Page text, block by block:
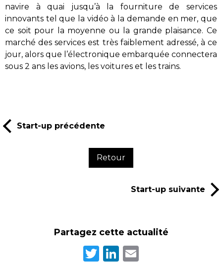
navire à quai jusqu’à la fourniture de services
innovants tel que la vidéo à la demande en mer, que
ce soit pour la moyenne ou la grande plaisance. Ce
marché des services est très faiblement adressé, à ce
jour, alors que l’électronique embarquée connectera
sous 2 ans les avions, les voitures et les trains.
Start-up précédente
Retour
Start-up suivante
Partagez cette actualité
Twitter
LinkedIn